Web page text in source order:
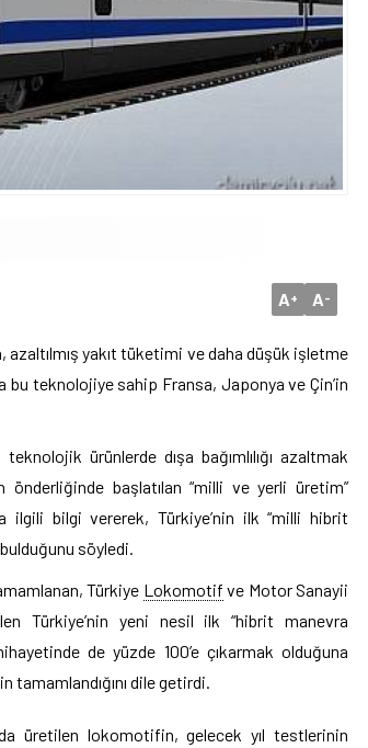
A+ A-
azaltılmış yakıt tüketimi ve daha düşük işletme
teknolojiye sahip Fransa, Japonya ve Çin’in
ürünlerde dışa bağımlılığı azaltmak
önderliğinde başlatılan “milli ve yerli üretim”
ilgili bilgi vererek, Türkiye’nin ilk “milli hibrit
bulduğunu söyledi.
Türkiye Lokomotif ve Motor Sanayii
Türkiye’nin yeni nesil ilk “hibrit manevra
de yüzde 100’e çıkarmak olduğuna
dile getirdi.
üretilen lokomotifin, gelecek yıl testlerinin